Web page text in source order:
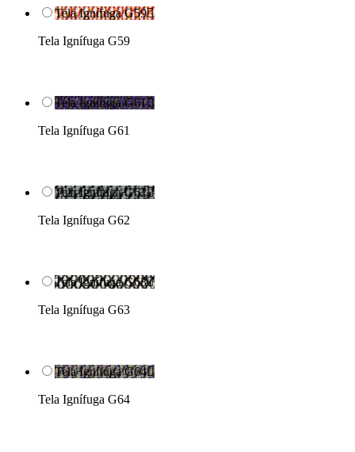
Tela Ignífuga G59
Tela Ignífuga G59
Tela Ignífuga G61
Tela Ignífuga G61
Tela Ignífuga G62
Tela Ignífuga G62
Tela Ignífuga G63
Tela Ignífuga G63
Tela Ignífuga G64
Tela Ignífuga G64